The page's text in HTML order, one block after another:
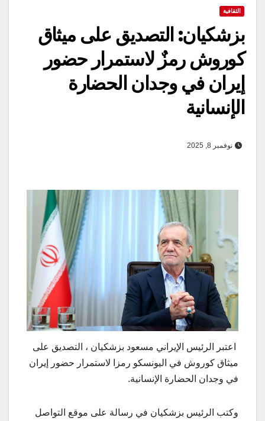
الثقافية
بزشكيان: التصديق على ميثاق
كوروش رمزٌ لاستمرار حضور
إيران في وجدان الحضارة
الإنسانية
نوفمبر 8, 2025
اعتبر الرئيس الإيراني مسعود بزشكيان ، التصديق على
ميثاق كوروش في اليونسكو رمزا لاستمرار حضور إيران
في وجدان الحضارة الإنسانية.
وكتب الرئيس بزشكيان في رسالة على موقع التواصل